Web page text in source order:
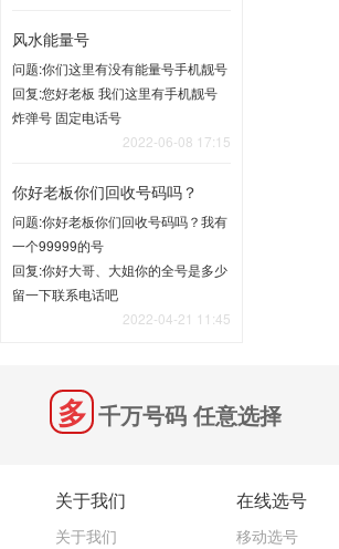
风水能量号
问题:你们这里有没有能量号手机靓号
回复:您好老板 我们这里有手机靓号
炸弹号 固定电话号
2022-06-08 17:15
你好老板你们回收号码吗？
问题:你好老板你们回收号码吗？我有
一个99999的号
回复:你好大哥、大姐你的全号是多少
留一下联系电话吧
2022-04-21 11:45
千万号码 任意选择
关于我们
关于我们
在线选号
移动选号